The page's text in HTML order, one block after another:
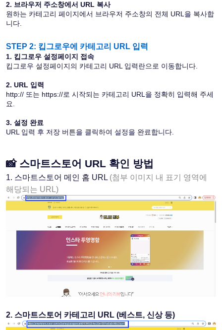
2. 브라우저 주소창에서 URL 복사
원하는 카테고리 페이지에서 브라우저 주소창의 전체 URL을 복사합
니다.
STEP 2: 킵그로우에 카테고리 URL 입력
1. 킵그로우 설정페이지 접속
킵그로우 설정페이지의 카테고리 URL 입력란으로 이동합니다.
2. URL 입력
http:// 또는 https://로 시작되는 카테고리 URL을 정확히 입력해 주세
요.
3. 설정 완료
URL 입력 후 저장 버튼을 클릭하여 설정을 완료합니다.
📸 스마트스토어 URL 확인 방법
1. 스마트스토어 메인 홈 URL (첨부 이미지 내 표기 영역에
해당되는 URL)
﻿2. 스마트스토어 카테고리 URL (베스트, 신상 등)